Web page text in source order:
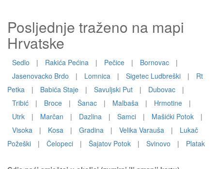
Posljednje traženo na mapi
Hrvatske
Sedlo | Rakića Pećina | Pečice | Bornovac
|
Jasenovacko Brdo
| Lomnica | Sigetec Ludbreški |
Rt
Petka
| Babića Staje | Savuljski Put | Dubovac
|
Tribić
| Broce | Šanac | Malbaša | Hrmotine
|
Utrk
| Marčan | Dazlina | Samci | Mašićki Potok
|
Visoka
| Kosa | Gradina | Velika Varauša |
Lukač
Požeški
| Čelopeci | Šajatov Potok | Svinovo | Platak